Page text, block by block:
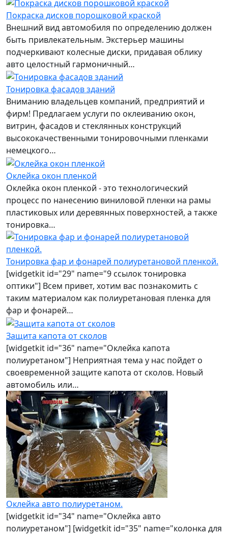
Покраска дисков порошковой краской
Внешний вид автомобиля по определению должен
быть привлекательным. Экстерьер машины
подчеркивают колесные диски, придавая облику
авто целостный гармоничный…
Тонировка фасадов зданий
Вниманию владельцев компаний, предприятий и
фирм! Предлагаем услуги по оклеиванию окон,
витрин, фасадов и стеклянных конструкций
высококачественными тонировочными пленками
немецкого…
Оклейка окон пленкой
Оклейка окон пленкой - это технологический
процесс по нанесению виниловой пленки на рамы
пластиковых или деревянных поверхностей, а также
тонировка…
Тонировка фар и фонарей полиуретановой пленкой.
[widgetkit id="29" name="9 ссылок тонировка
оптики"] Всем привет, хотим вас познакомить с
таким материалом как полиуретановая пленка для
фар и фонарей…
Защита капота от сколов
[widgetkit id="36" name="Оклейка капота
полиуретаном"] Неприятная тема у нас пойдет о
своевременной защите капота от сколов. Новый
автомобиль или…
Оклейка авто полиуретаном.
[widgetkit id="34" name="Оклейка авто
полиуретаном"] [widgetkit id="35" name="колонка для